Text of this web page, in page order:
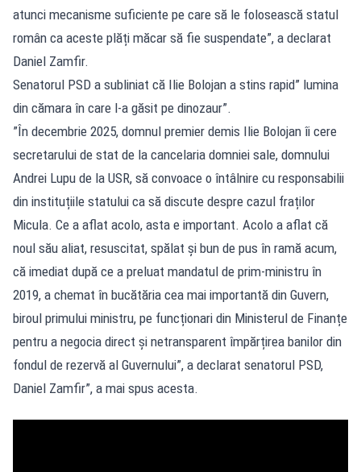
atunci mecanisme suficiente pe care să le folosească statul
român ca aceste plăți măcar să fie suspendate”, a declarat
Daniel Zamfir.
Senatorul PSD a subliniat că Ilie Bolojan a stins rapid” lumina
din cămara în care l-a găsit pe dinozaur”.
”În decembrie 2025, domnul premier demis Ilie Bolojan îi cere
secretarului de stat de la cancelaria domniei sale, domnului
Andrei Lupu de la USR, să convoace o întâlnire cu responsabilii
din instituțiile statului ca să discute despre cazul fraților
Micula. Ce a aflat acolo, asta e important. Acolo a aflat că
noul său aliat, resuscitat, spălat și bun de pus în ramă acum,
că imediat după ce a preluat mandatul de prim-ministru în
2019, a chemat în bucătăria cea mai importantă din Guvern,
biroul primului ministru, pe funcționari din Ministerul de Finanțe
pentru a negocia direct și netransparent împărțirea banilor din
fondul de rezervă al Guvernului”, a declarat senatorul PSD,
Daniel Zamfir”, a mai spus acesta.